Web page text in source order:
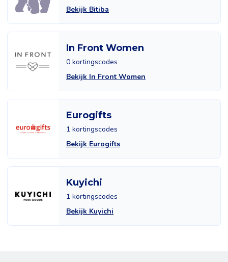
Bekijk Bitiba
In Front Women
0 kortingscodes
Bekijk In Front Women
Eurogifts
1 kortingscodes
Bekijk Eurogifts
Kuyichi
1 kortingscodes
Bekijk Kuyichi